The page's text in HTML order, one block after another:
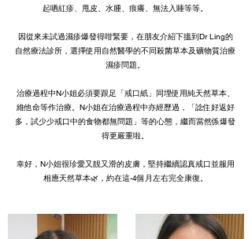
起哂紅疹、甩皮、水腫、痕癢、無法入睡等等。
因從來未試過濕疹爆發得咁緊要，在朋友介紹下搵到Dr Ling的
自然療法診所，選擇使用自然醫學的不同殺菌草本及礦物質治療
濕疹問題。
治療過程中N小姐必須要跟足「戒口紙」同埋使用純天然草本、
維他命等作治療。N小姐在治療過程中亦經歷過，「諗住好返好
多，試少少戒口中的食物都無問題」等的心態，繼而當然係爆發
得更嚴重啦。
幸好，N小姐很珍愛又靚又滑的皮膚，堅持繼續認真戒口並服用
相應天然草本🌿，約在這-4個月左右完全康復。